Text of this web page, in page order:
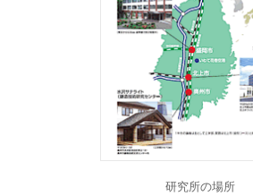
研究所の場所